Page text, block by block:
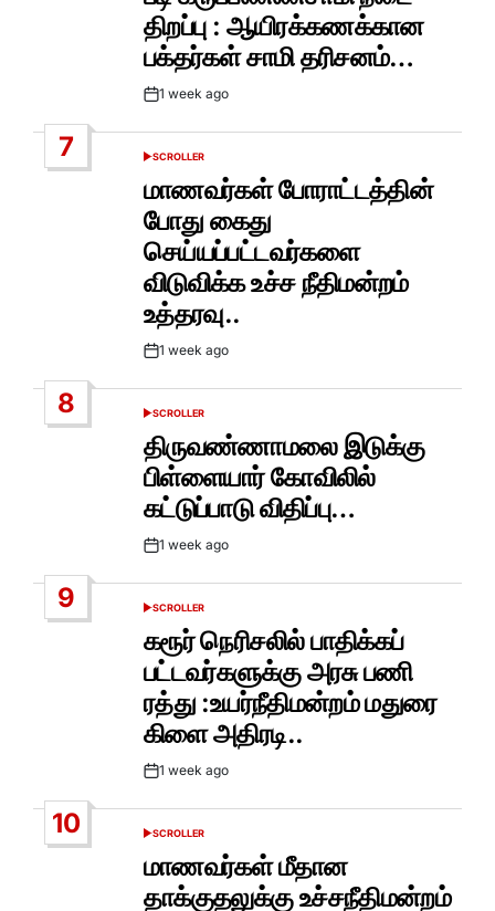
திறப்பு : ஆயிரக்கணக்கான
பக்தர்கள் சாமி தரிசனம்…
Post1 week ago
7
POSTED
SCROLLER
மாணவர்கள் போராட்டத்தின்
போது கைது
செய்யப்பட்டவர்களை
விடுவிக்க உச்ச நீதிமன்றம்
உத்தரவு..
Post1 week ago
8
POSTED
SCROLLER
திருவண்ணாமலை இடுக்கு
பிள்ளையார் கோவிலில்
கட்டுப்பாடு விதிப்பு…
Post1 week ago
9
POSTED
SCROLLER
கரூர் நெரிசலில் பாதிக்கப்
பட்டவர்களுக்கு அரசு பணி
ரத்து :உயர்நீதிமன்றம் மதுரை
கிளை அதிரடி..
Post1 week ago
10
POSTED
SCROLLER
மாணவர்கள் மீதான
தாக்குதலுக்கு உச்சநீதிமன்றம்